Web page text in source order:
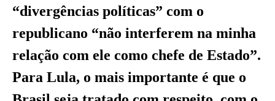
“divergências políticas” com o
republicano “não interferem na minha
relação com ele como chefe de Estado”.
Para Lula, o mais importante é que o